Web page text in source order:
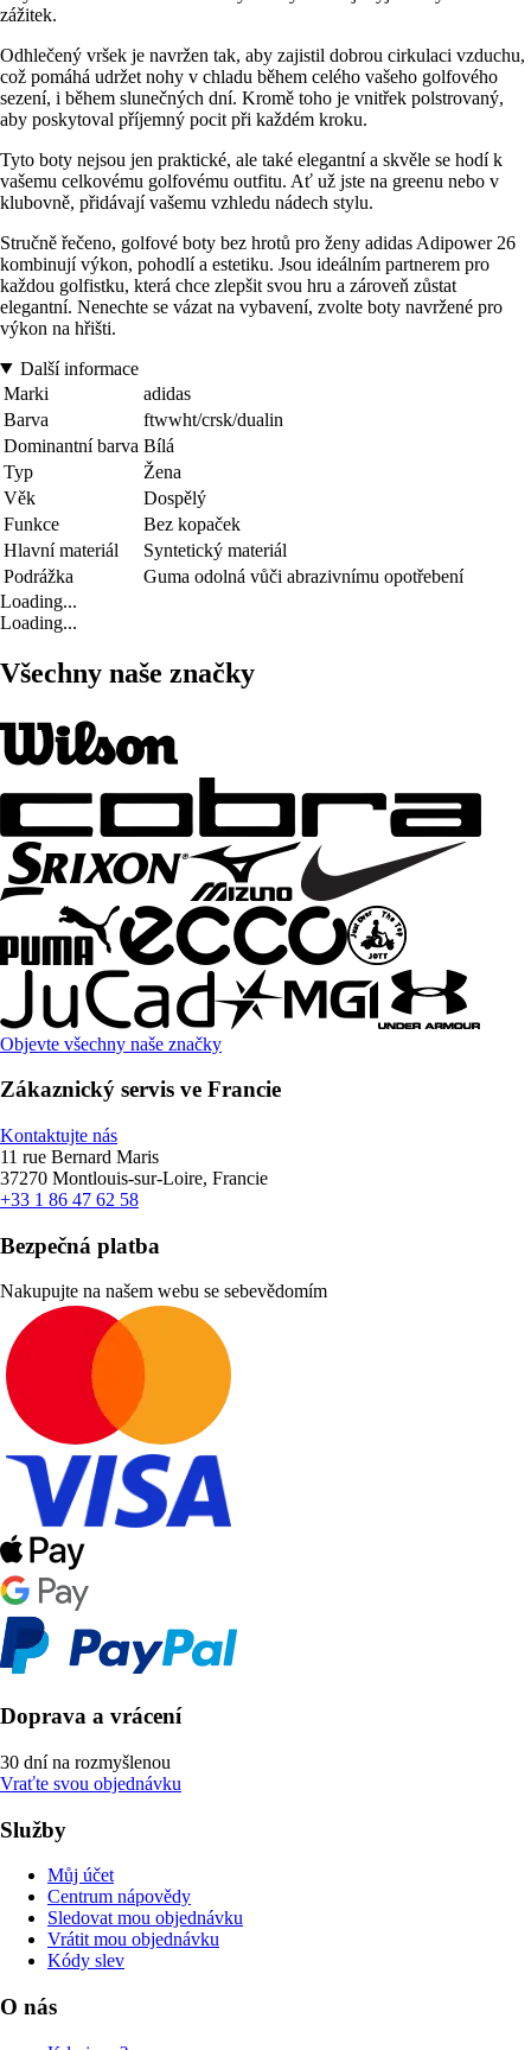
zážitek.
Odhlečený vršek je navržen tak, aby zajistil dobrou cirkulaci vzduchu,
což pomáhá udržet nohy v chladu během celého vašeho golfového
sezení, i během slunečných dní. Kromě toho je vnitřek polstrovaný,
aby poskytoval příjemný pocit při každém kroku.
Tyto boty nejsou jen praktické, ale také elegantní a skvěle se hodí k
vašemu celkovému golfovému outfitu. Ať už jste na greenu nebo v
klubovně, přidávají vašemu vzhledu nádech stylu.
Stručně řečeno, golfové boty bez hrotů pro ženy adidas Adipower 26
kombinují výkon, pohodlí a estetiku. Jsou ideálním partnerem pro
každou golfistku, která chce zlepšit svou hru a zároveň zůstat
elegantní. Nenechte se vázat na vybavení, zvolte boty navržené pro
výkon na hřišti.
Další informace
Marki
adidas
Barva
ftwwht/crsk/dualin
Dominantní barva Bílá
Typ
Žena
Věk
Dospělý
Funkce
Bez kopaček
Hlavní materiál
Syntetický materiál
Podrážka
Guma odolná vůči abrazivnímu opotřebení
Loading...
Loading...
Všechny naše značky
Objevte všechny naše značky
Zákaznický servis ve Francie
Kontaktujte nás
11 rue Bernard Maris
37270 Montlouis-sur-Loire, Francie
+33 1 86 47 62 58
Bezpečná platba
Nakupujte na našem webu se sebevědomím
Doprava a vrácení
30 dní na rozmyšlenou
Vraťte svou objednávku
Služby
Můj účet
Centrum nápovědy
Sledovat mou objednávku
Vrátit mou objednávku
Kódy slev
O nás